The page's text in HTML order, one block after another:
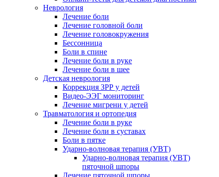
Неврология
Лечение боли
Лечение головной боли
Лечение головокружения
Бессонница
Боли в спине
Лечение боли в руке
Лечение боли в шее
Детская неврология
Коррекция ЗРР у детей
Видео-ЭЭГ мониторинг
Лечение мигрени у детей
Травматология и ортопедия
Лечение боли в руке
Лечение боли в суставах
Боли в пятке
Ударно-волновая терапия (УВТ)
Ударно-волновая терапия (УВТ)
пяточной шпоры
Лечение пяточной шпоры